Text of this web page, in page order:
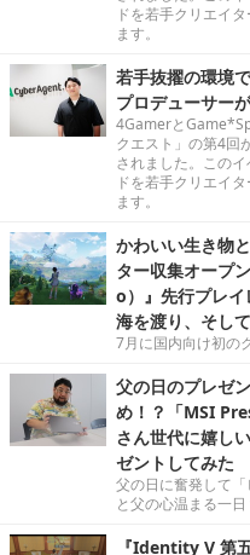
ドを若手クリエイ
ます。
若手抜擢の環境
プロデューサー
4Gamerと
クエスト」の第4回
されました。この
ドを若手クリエイ
ます。
かわいい生き物
ター収集オープ
o）』先行プレイ
海を渡り、そし
7月に国内向け初の
父の日のプレゼ
め！？「MSI
さん世代に嬉し
ゼントしてみた
父の日に奮発して
と父の心温まる一日
『Identity V 第